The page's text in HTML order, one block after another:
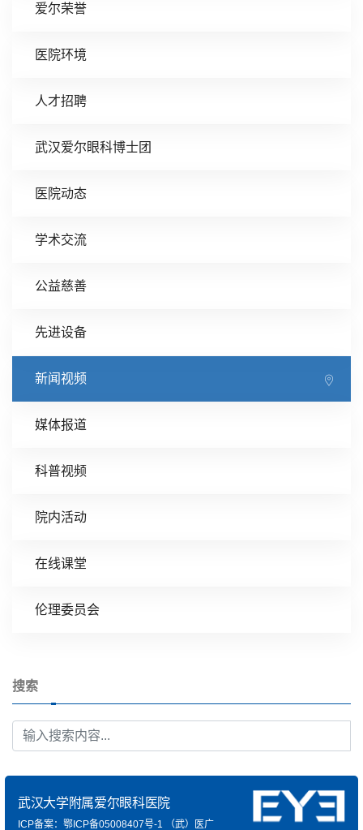
爱尔荣誉
医院环境
人才招聘
武汉爱尔眼科博士团
医院动态
学术交流
公益慈善
先进设备
新闻视频
媒体报道
科普视频
院内活动
在线课堂
伦理委员会
搜索
武汉大学附属爱尔眼科医院
ICP备案：鄂ICP备05008407号-1 （武）医广